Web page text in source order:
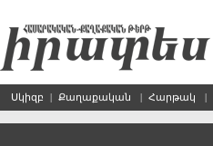
Սկիզբ | Քաղաքական | Հարթակ |